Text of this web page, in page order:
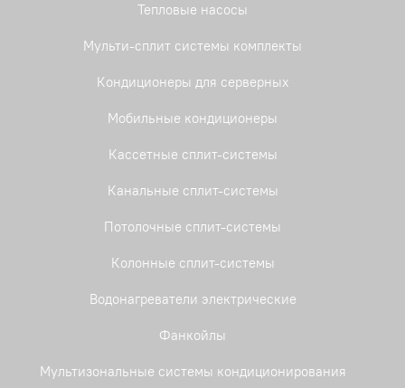
Тепловые насосы
Мульти-сплит системы комплекты
Кондиционеры для серверных
Мобильные кондиционеры
Кассетные сплит-системы
Канальные сплит-системы
Потолочные сплит-системы
Колонные сплит-системы
Водонагреватели электрические
Фанкойлы
Мультизональные системы кондиционирования